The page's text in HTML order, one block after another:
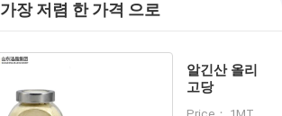
가장 저렴 한 가격 으로
알긴산 올리
고당